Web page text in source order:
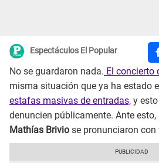
Espectáculos El Popular
No se guardaron nada. El concierto
misma situación que ya ha estado
estafas masivas de entradas, y
denuncien públicamente. Ante esto,
Mathías Brivio se pronunciaron con